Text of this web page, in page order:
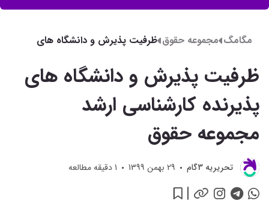
مگامگ مجموعه حقوق ظرفیت پذیرش و دانشگاه های
ظرفیت پذیرش و دانشگاه های
پذیرنده کارشناسی ارشد
مجموعه حقوق
تحريريه 3گام 29 بهمن 1399 1دقیقه مطالعه